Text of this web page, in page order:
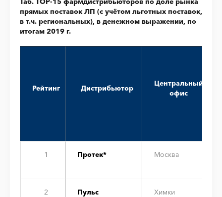
прямых поставок ЛП (с учётом льготных поставок,
в т.ч. региональных), в денежном выражении, по
итогам 2019 г.
Рейтинг Дистрибьютор
Центральный
офис
1 Протек* Москва
2 Пульс Химки